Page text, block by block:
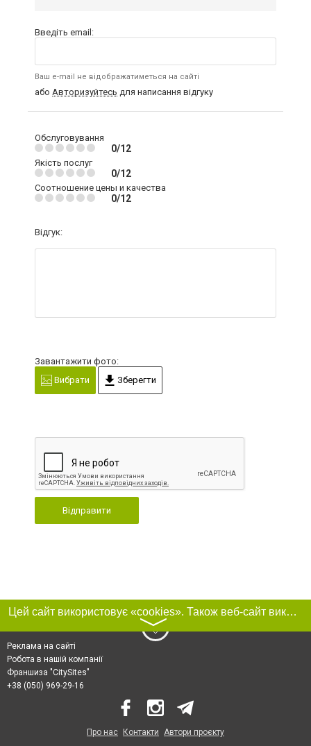
Введіть email:
Ваш e-mail не відображатиметься на сайті
або Авторизуйтесь для написання відгуку
Обслуговування
0/12
Якість послуг
0/12
Соотношение цены и качества
0/12
Відгук:
Завантажити фото:
Вибрати
Зберегти
Відправити
Цей сайт використовує «cookies». Також веб-сайт використовує інтернет-сервіс для збору технічних даних стосовно відвідувачів з метою отримання маркетингової та статистичної інформації. Умови обробки даних відвідувачів сайту див.
〉
Реклама на сайті
Робота в нашій компанії
Франшиза "CitySites"
+38 (050) 969-29-16
Про нас Контакти Автори проєкту